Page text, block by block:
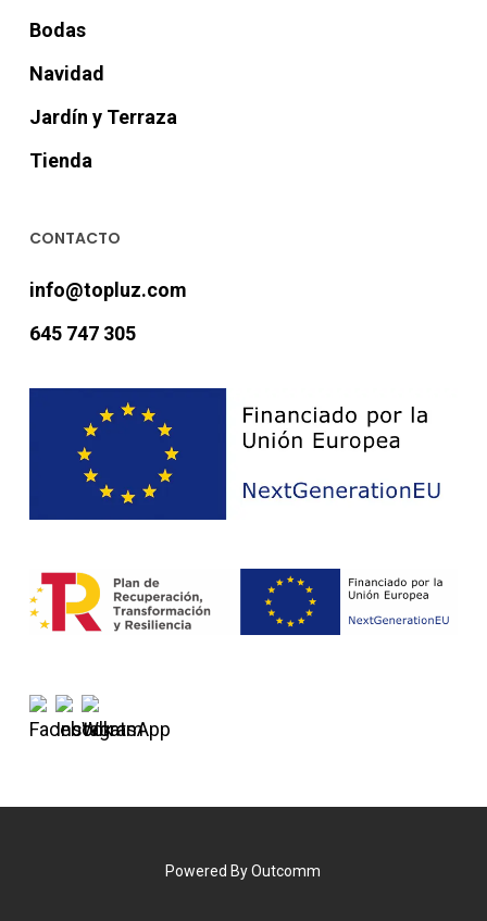
Bodas
Navidad
Jardín y Terraza
Tienda
CONTACTO
info@topluz.com
645 747 305
Powered ByOutcomm